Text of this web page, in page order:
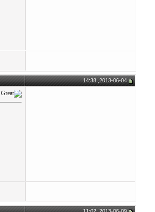
2013-06-04, 14:38